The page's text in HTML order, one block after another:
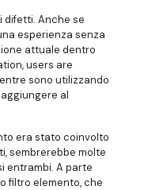
difetti. Anche se
esperienza senza
attuale dentro
users are
sono utilizzando
al
era stato coinvolto
sembrerebbe molte
entrambi. A parte
filtro elemento, che